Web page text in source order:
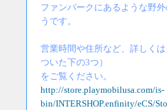
ファンパークにあるような野
うです。
営業時間や住所など、詳しく
ついた下の3つ）
をご覧ください。
http://store.playmobilusa.com/is-
bin/INTERSHOP.enfinity/eCS/